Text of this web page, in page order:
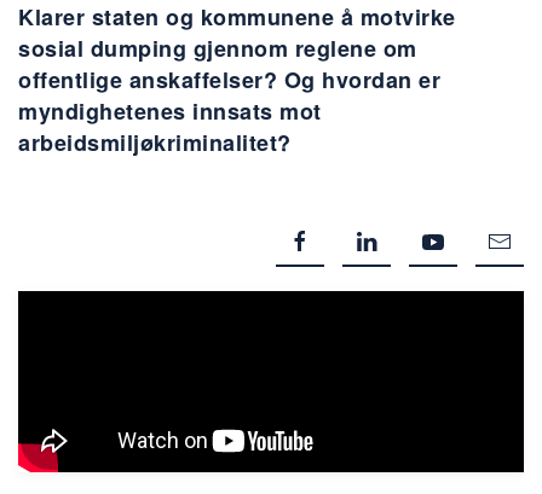
Klarer staten og kommunene å motvirke
sosial dumping gjennom reglene om
offentlige anskaffelser? Og hvordan er
myndighetenes innsats mot
arbeidsmiljøkriminalitet?